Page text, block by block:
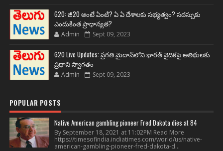
G20: జీ20 అంటే ఏంటి? ఏ ఏ దేశాలకు సభ్యత్వం? సదస్సుకు
ఎందుకింత ప్రాధాన్యత?
Admin Sept 09, 2023
G20 Live Updates: ప్రగతి మైదాన్‌లోని భారత్ వైదికపై అతిథులకు
ప్రధాని స్వాగతం
Admin Sept 09, 2023
POPULAR POSTS
Native American gambling pioneer Fred Dakota dies at 84
By September 18, 2021 at 11:02PM Read More
https://timesofindia.indiatimes.com/world/us/native-
american-gambling-pioneer-fred-dakota-d...